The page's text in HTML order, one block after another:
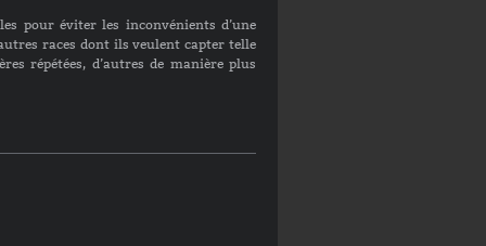
pour éviter les inconvénients d’une
races dont ils veulent capter telle
répétées, d’autres de manière plus